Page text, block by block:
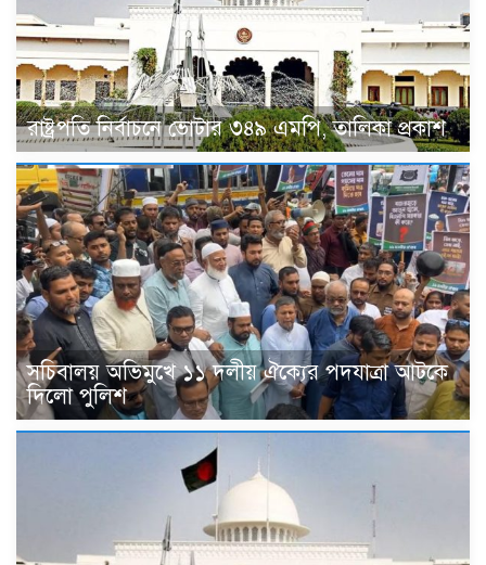
রাষ্ট্রপতি নির্বাচনে ভোটার ৩৪৯ এমপি, তালিকা প্রকাশ
সচিবালয় অভিমুখে ১১ দলীয় ঐক্যের পদযাত্রা আটকে
দিলো পুলিশ